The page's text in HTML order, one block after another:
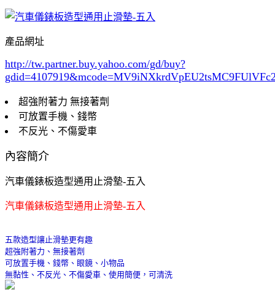
產品網址
http://tw.partner.buy.yahoo.com/gd/buy?
gdid=4107919
超強附著力 無接著劑
可放置手機、錢幣
不反光、不傷愛車
內容簡介
汽車儀錶板造型通用止滑墊-五入
汽車儀錶板造型通用止滑墊-五入
五款造型讓止滑墊更有趣
超強附著力、無接著劑
可放置手機、錢幣、眼鏡、小物品
無黏性、不反光、不傷愛車、使用簡便，可清洗